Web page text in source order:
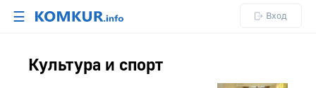
☰ Вход
Культура и спорт